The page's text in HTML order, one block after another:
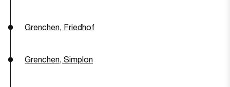
Grenchen, Friedhof
Grenchen, Simplon